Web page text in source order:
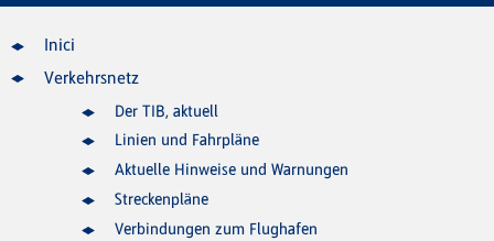
Inici
Verkehrsnetz
Der TIB, aktuell
Linien und Fahrpläne
Aktuelle Hinweise und Warnungen
Streckenpläne
Verbindungen zum Flughafen